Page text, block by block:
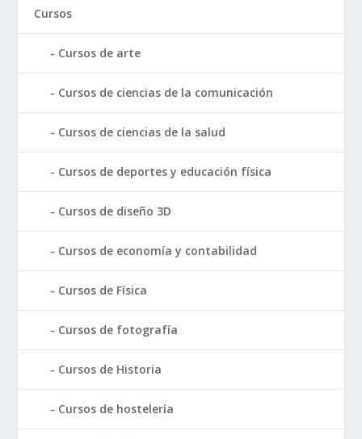
Cursos
Cursos de arte
Cursos de ciencias de la comunicación
Cursos de ciencias de la salud
Cursos de deportes y educación física
Cursos de diseño 3D
Cursos de economía y contabilidad
Cursos de Física
Cursos de fotografía
Cursos de Historia
Cursos de hostelería